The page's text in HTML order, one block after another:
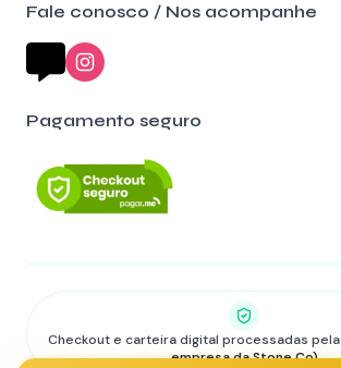
Fale conosco / Nos acompanhe
Pagamento seguro
Checkout e carteira digital processadas pela
empresa da Stone Co)